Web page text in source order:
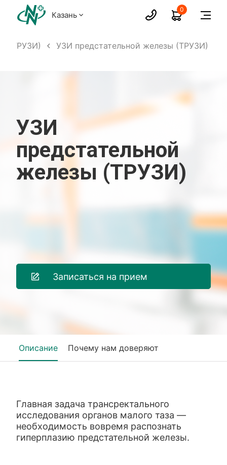
Казань
0
(ТРУЗИ) УЗИ предстательной железы (ТРУЗИ)
УЗИ
предстательной
железы (ТРУЗИ)
Записаться на прием
Описание Почему нам доверяют
Главная задача трансректального
исследования органов малого таза —
необходимость вовремя распознать
гиперплазию предстательной железы.